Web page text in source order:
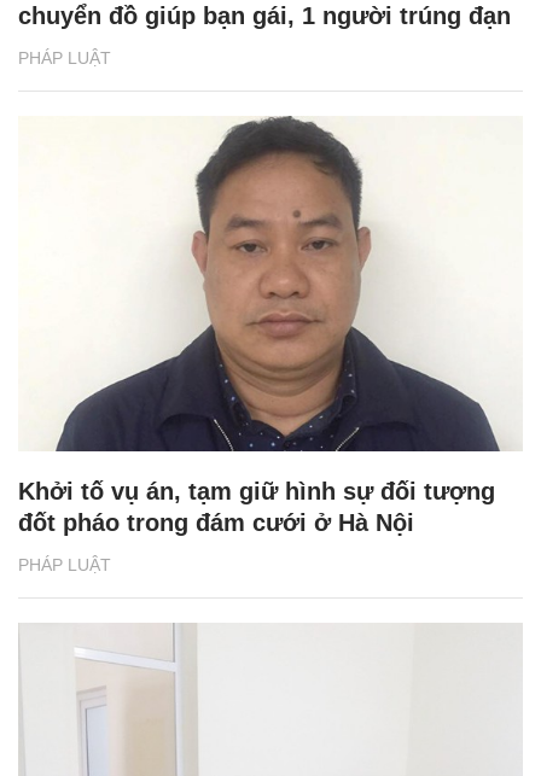
PHÁP LUẬT
chuyển đồ giúp bạn gái, 1 người trúng đạn
PHÁP LUẬT
Khởi tố vụ án, tạm giữ hình sự đối tượng
đốt pháo trong đám cưới ở Hà Nội